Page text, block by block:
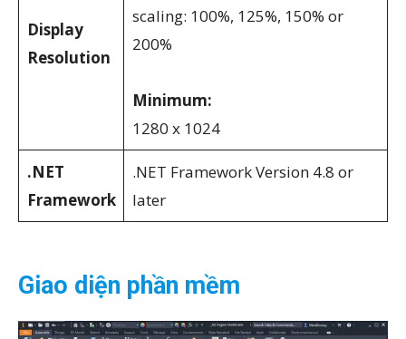
Display
Resolution
scaling: 100%, 125%, 150% or
200%
Minimum:
1280 x 1024
.NET
Framework
.NET Framework Version 4.8 or
later
Giao diện phần mềm